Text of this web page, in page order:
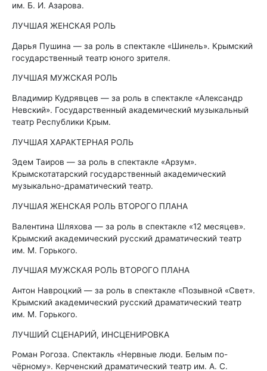
им. Б. И. Азарова.
ЛУЧШАЯ ЖЕНСКАЯ РОЛЬ
Дарья Пушина — за роль в спектакле «Шинель». Крымский
государственный театр юного зрителя.
ЛУЧШАЯ МУЖСКАЯ РОЛЬ
Владимир Кудрявцев — за роль в спектакле «Александр
Невский». Государственный академический музыкальный
театр Республики Крым.
ЛУЧШАЯ ХАРАКТЕРНАЯ РОЛЬ
Эдем Таиров — за роль в спектакле «Арзум».
Крымскотатарский государственный академический
музыкально-драматический театр.
ЛУЧШАЯ ЖЕНСКАЯ РОЛЬ ВТОРОГО ПЛАНА
Валентина Шляхова — за роль в спектакле «12 месяцев».
Крымский академический русский драматический театр
им. М. Горького.
ЛУЧШАЯ МУЖСКАЯ РОЛЬ ВТОРОГО ПЛАНА
Антон Навроцкий — за роль в спектакле «Позывной «Свет».
Крымский академический русский драматический театр
им. М. Горького.
ЛУЧШИЙ СЦЕНАРИЙ, ИНСЦЕНИРОВКА
Роман Рогоза. Спектакль «Нервные люди. Белым по-
чёрному». Керченский драматический театр им. А. С.